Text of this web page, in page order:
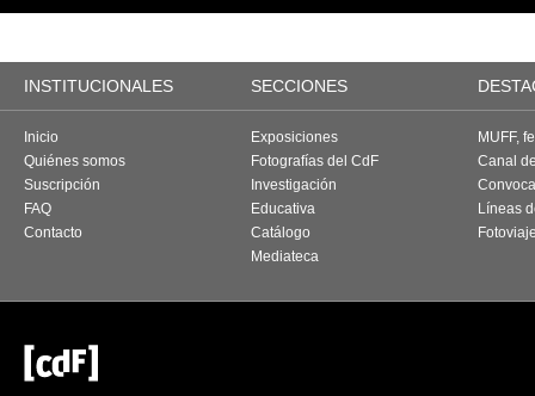
INSTITUCIONALES SECCIONES
Inicio
Quiénes somos
Suscripción
FAQ
Contacto
Exposiciones
Fotografías del CdF
Investigación
Educativa
Catálogo
Mediateca
MUFF,
Canal
Líneas